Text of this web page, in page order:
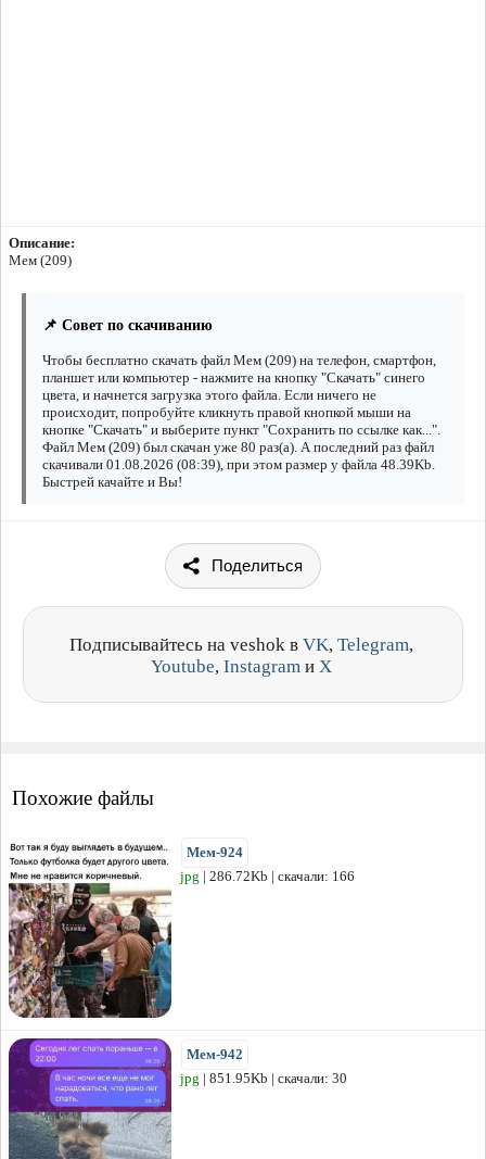
Описание:
Мем (209)
📌 Совет по скачиванию
Чтобы бесплатно скачать файл Мем (209) на телефон, смартфон,
планшет или компьютер - нажмите на кнопку "Скачать" синего
цвета, и начнется загрузка этого файла. Если ничего не
происходит, попробуйте кликнуть правой кнопкой мыши на
кнопке "Скачать" и выберите пункт "Сохранить по ссылке как...".
Файл Мем (209) был скачан уже 80 раз(а). А последний раз файл
скачивали 01.08.2026 (08:39), при этом размер у файла 48.39Kb.
Быстрей качайте и Вы!
Поделиться
Подписывайтесь на veshok в VK, Telegram,
Youtube, Instagram и X
Похожие файлы
Мем-924
jpg | 286.72Kb | скачали: 166
Мем-942
jpg | 851.95Kb | скачали: 30